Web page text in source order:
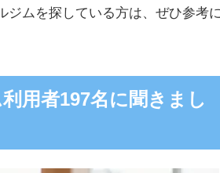
ジムを探している方は、ぜひ参考に
用者197名に聞きまし